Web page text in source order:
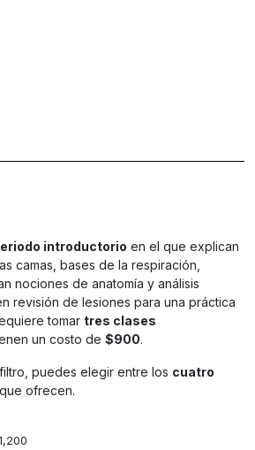
introductorio en el que explican
camas, bases de la respiración,
nociones de anatomía y análisis
revisión de lesiones para una práctica
tomar tres clases
un costo de $900.
puedes elegir entre los cuatro
que ofrecen.